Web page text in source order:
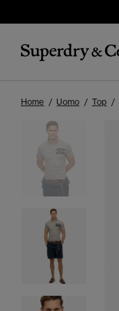
Home Uomo Top